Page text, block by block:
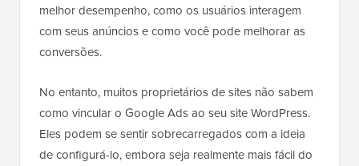
melhor desempenho, como os usuários interagem
com seus anúncios e como você pode melhorar as
conversões.
No entanto, muitos proprietários de sites não sabem
como vincular o Google Ads ao seu site WordPress.
Eles podem se sentir sobrecarregados com a ideia
de configurá-lo, embora seja realmente mais fácil do